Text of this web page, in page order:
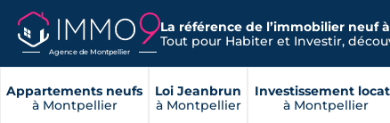
Agence de Montpellier
La référence de l’immobilier neuf
Tout pour Habiter et Investir,
Appartements neufs
à Montpellier
Loi Jeanbrun
à Montpellier
Investissement
à Montpellier